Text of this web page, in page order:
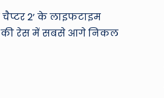
T
h
2’ के लाइफटाइम
की रेस में सबसे आगे निकल